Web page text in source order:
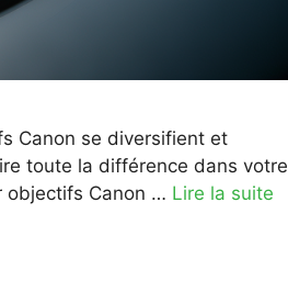
Canon se diversifient et
toute la différence dans votre
objectifs Canon … Lire la suite